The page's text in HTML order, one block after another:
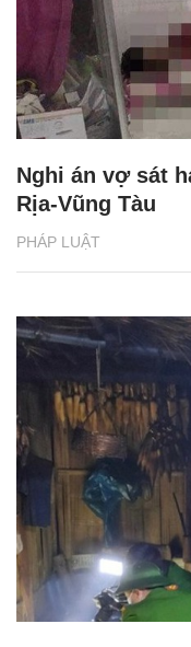
PHÁP LUẬT
Nghi án vợ sát
Rịa-Vũng Tàu